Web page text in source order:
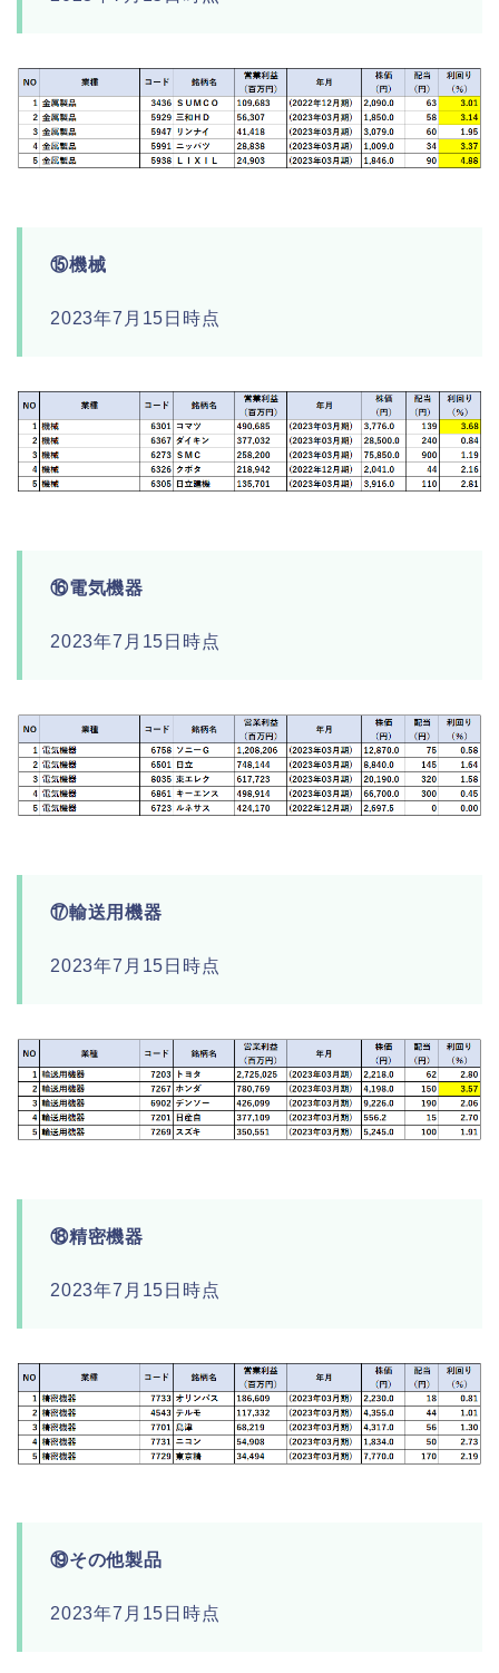
⑮機械
2023年7月15日時点
⑯電気機器
2023年7月15日時点
⑰輸送用機器
2023年7月15日時点
⑱精密機器
2023年7月15日時点
⑲その他製品
2023年7月15日時点